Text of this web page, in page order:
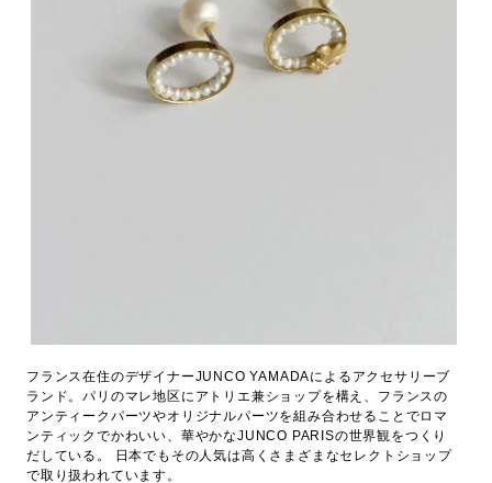
フランス在住のデザイナーJUNCO YAMADAによるアクセサリーブ
ランド。パリのマレ地区にアトリエ兼ショップを構え、フランスの
アンティークパーツやオリジナルパーツを組み合わせることでロマ
ンティックでかわいい、華やかなJUNCO PARISの世界観をつくり
だしている。 日本でもその人気は高くさまざまなセレクトショップ
で取り扱われています。